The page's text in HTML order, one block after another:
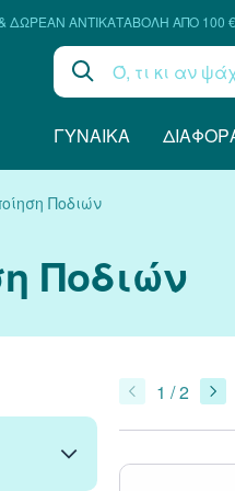
ΔΩΡΕΑΝ ΑΝΤΙΚΑΤΑΒΟΛΗ ΑΠΟ 100 €
ΓΥΝΑΊΚΑ
Ποδιών
Ποδιών
1 / 2